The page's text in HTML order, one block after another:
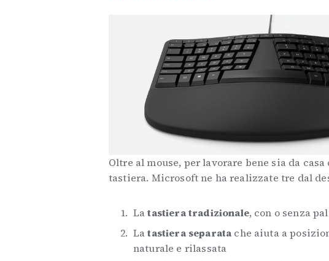
Oltre al mouse, per lavorare bene sia da
tastiera. Microsoft ne ha realizzate tre dal
Latastiera tradizionale, con o senza
Latastiera separata che aiuta a
naturale e rilassata